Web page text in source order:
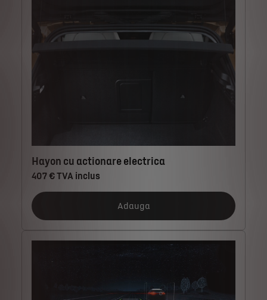
Hayon cu actionare electrica
407 € TVA inclus
Adauga